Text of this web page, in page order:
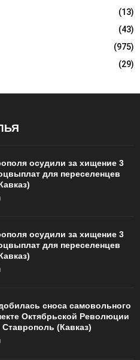
(13)
(43)
(975)
(29)
осудили за хищение 3
для переселенцев
осудили за хищение 3
для переселенцев
сноса самовольного
Октябрьской Революции
(Кавказ)